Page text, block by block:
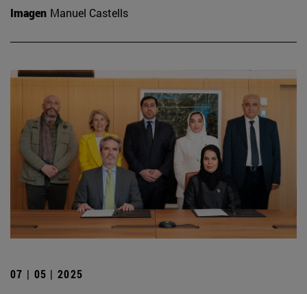
Imagen Manuel Castells
07 | 05 | 2025